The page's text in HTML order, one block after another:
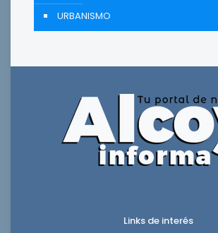
URBANISMO
Links de interés